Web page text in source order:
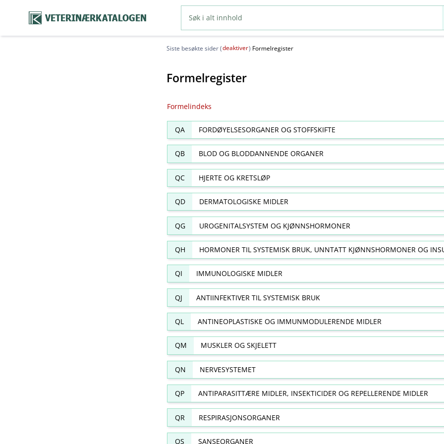
VETERINÆRKATALOGEN
Siste besøkte sider (deaktiver) Formelregister
Formelregister
Formelindeks
QA FORDØYELSESORGANER OG STOFFSKIFTE
QB BLOD OG BLODDANNENDE ORGANER
QC HJERTE OG KRETSLØP
QD DERMATOLOGISKE MIDLER
QG UROGENITALSYSTEM OG KJØNNSHORMONER
QH HORMONER TIL SYSTEMISK BRUK, UNNTATT KJØNNSHORMONER OG
QI IMMUNOLOGISKE MIDLER
QJ ANTIINFEKTIVER TIL SYSTEMISK BRUK
QL ANTINEOPLASTISKE OG IMMUNMODULERENDE MIDLER
QM MUSKLER OG SKJELETT
QN NERVESYSTEMET
QP ANTIPARASITTÆRE MIDLER, INSEKTICIDER OG REPELLERENDE MIDLER
QR RESPIRASJONSORGANER
QS SANSEORGANER